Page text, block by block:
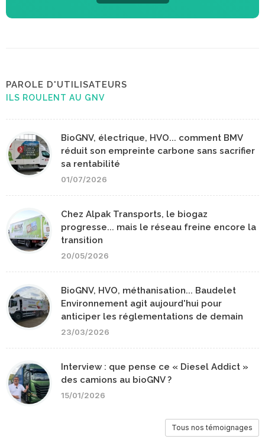
PAROLE D'UTILISATEURS
ILS ROULENT AU GNV
BioGNV, électrique, HVO... comment BMV
réduit son empreinte carbone sans sacrifier
sa rentabilité
01/07/2026
Chez Alpak Transports, le biogaz
progresse... mais le réseau freine encore la
transition
20/05/2026
BioGNV, HVO, méthanisation... Baudelet
Environnement agit aujourd'hui pour
anticiper les réglementations de demain
23/03/2026
Interview : que pense ce « Diesel Addict »
des camions au bioGNV ?
15/01/2026
Tous nos témoignages